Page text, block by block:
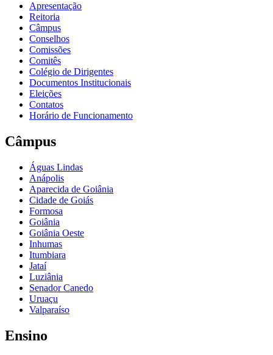
Apresentação
Reitoria
Câmpus
Conselhos
Comissões
Comitês
Colégio de Dirigentes
Documentos Institucionais
Eleições
Contatos
Horário de Funcionamento
Câmpus
Águas Lindas
Anápolis
Aparecida de Goiânia
Cidade de Goiás
Formosa
Goiânia
Goiânia Oeste
Inhumas
Itumbiara
Jataí
Luziânia
Senador Canedo
Uruaçu
Valparaíso
Ensino